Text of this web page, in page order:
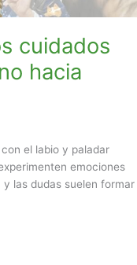
cuidados
hacia
el labio y paladar
emociones
las dudas suelen formar